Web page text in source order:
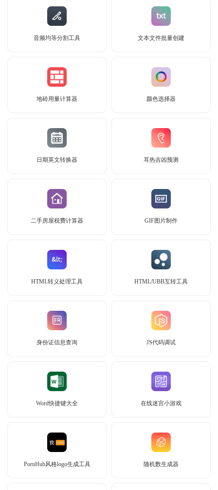
音频均等分割工具 文本文件批量创建
地砖用量计算器 颜色选择器
日期英文转换器 耳热吉凶预测
二手房屋税费计算器 GIF图片制作
HTML转义处理工具 HTML/UBB互转工具
身份证信息查询 JS代码调试
Word快捷键大全 在线迷宫小游戏
PornHub风格logo生成工具 随机数生成器